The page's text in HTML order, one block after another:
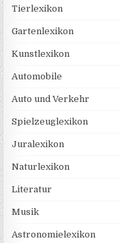
Tierlexikon
Gartenlexikon
Kunstlexikon
Automobile
Auto und Verkehr
Spielzeuglexikon
Juralexikon
Naturlexikon
Literatur
Musik
Astronomielexikon